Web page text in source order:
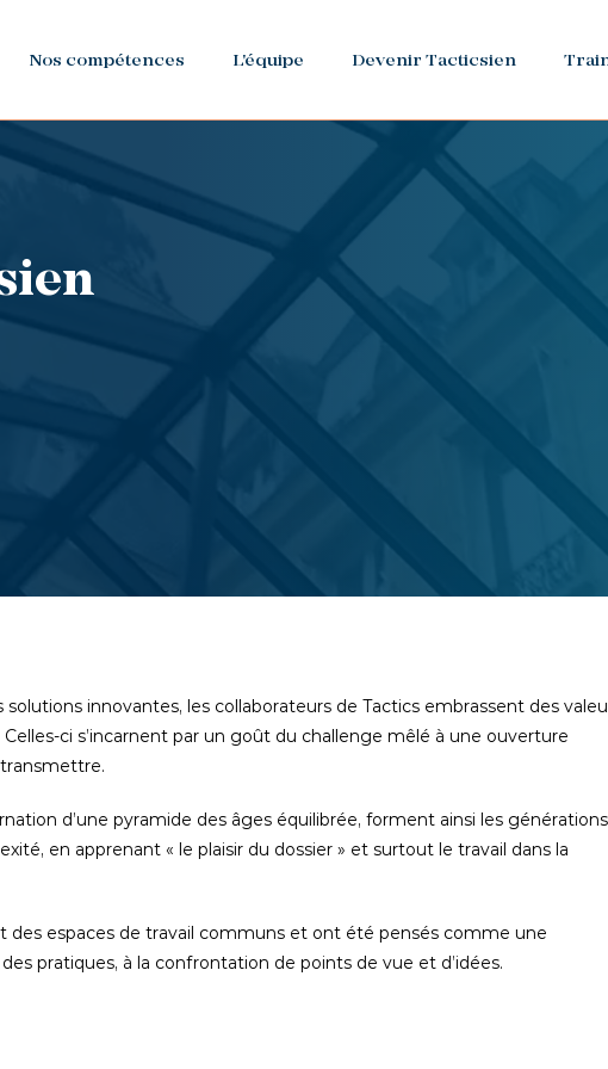
Nos compétences L'équipe Devenir Tacticsien
innovantes, les collaborateurs de Tactics embrassent des
ci s’incarnent par un goût du challenge mêlé à une ouverture
d’une pyramide des âges équilibrée, forment ainsi les générations
en apprenant « le plaisir du dossier » et surtout le travail dans la
des espaces de travail communs et ont été pensés comme une
pratiques, à la confrontation de points de vue et d’idées.